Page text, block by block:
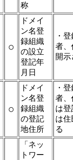
称
○
ドメイ
ン名登
録組織
の設立
登記年
月日
・
者、
開
○
ドメイ
ン名登
録組織
の登記
地住所
・
者、
は
は
る
「ネッ
トワー